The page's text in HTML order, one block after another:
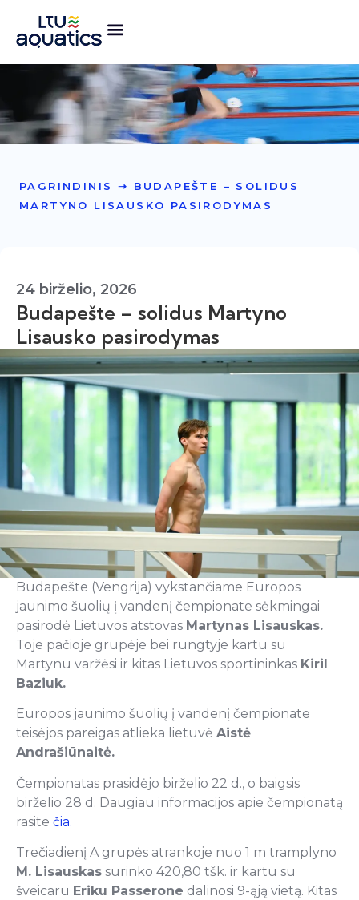
PAGRINDINIS ➝ BUDAPEŠTE – SOLIDUS
MARTYNO LISAUSKO PASIRODYMAS
24 birželio, 2026
Budapešte – solidus Martyno
Lisausko pasirodymas
Budapešte (Vengrija) vykstančiame Europos
jaunimo šuolių į vandenį čempionate sėkmingai
pasirodė Lietuvos atstovas Martynas Lisauskas.
Toje pačioje grupėje bei rungtyje kartu su
Martynu varžėsi ir kitas Lietuvos sportininkas Kiril
Baziuk.
Europos jaunimo šuolių į vandenį čempionate
teisėjos pareigas atlieka lietuvė Aistė
Andrašiūnaitė.
Čempionatas prasidėjo birželio 22 d., o baigsis
birželio 28 d. Daugiau informacijos apie čempionatą
rasite čia.
Trečiadienį A grupės atrankoje nuo 1 m tramplyno
M. Lisauskas surinko 420,80 tšk. ir kartu su
šveicaru Eriku Passerone dalinosi 9-ąją vietą. Kitas